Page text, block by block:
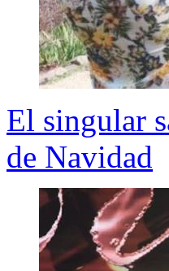
El singular
de Navidad